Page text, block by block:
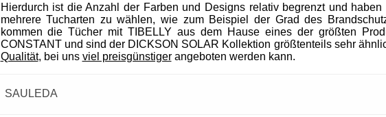
Hierdurch ist die Anzahl der Farben und Designs relativ begrenzt und
mehrere Tucharten zu wählen, wie zum Beispiel der Grad des
kommen die Tücher mit TIBELLY aus dem Hause eines der größten
CONSTANT und sind der DICKSON SOLAR Kollektion größtenteils sehr
Qualität, bei uns viel preisgünstigerangeboten werden kann.
SAULEDA